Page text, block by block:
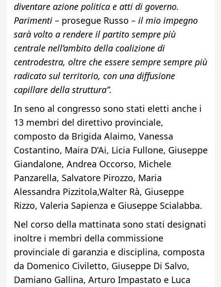
diventare azione politica e atti di governo.
Parimenti– prosegue Russo – il mio impegno
sarà volto a rendere il partito sempre più
centrale nell’ambito della coalizione di
centrodestra, oltre che essere sempre sempre più
radicato sul territorio, con una diffusione
capillare della struttura”.
In seno al congresso sono stati eletti anche i
13 membri del direttivo provinciale,
composto da Brigida Alaimo, Vanessa
Costantino, Maira D’Ai, Licia Fullone, Giuseppe
Giandalone, Andrea Occorso, Michele
Panzarella, Salvatore Pirozzo, Maria
Alessandra Pizzitola,Walter Rà, Giuseppe
Rizzo, Valeria Sapienza e Giuseppe Scialabba.
Nel corso della mattinata sono stati designati
inoltre i membri della commissione
provinciale di garanzia e disciplina, composta
da Domenico Civiletto, Giuseppe Di Salvo,
Damiano Gallina, Arturo Impastato e Luca